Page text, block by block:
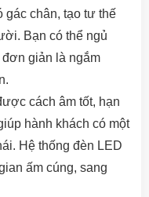
gác chân, tạo tư thế
Bạn có thể ngủ
đơn giản là ngắm
cách âm tốt, hạn
hành khách có một
Hệ thống đèn LED
ấm cúng, sang